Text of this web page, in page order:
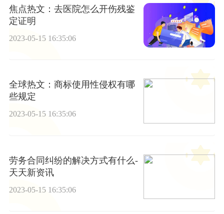
焦点热文：去医院怎么开伤残鉴
定证明
2023-05-15 16:35:06
全球热文：商标使用性侵权有哪
些规定
2023-05-15 16:35:06
劳务合同纠纷的解决方式有什么-
天天新资讯
2023-05-15 16:35:06